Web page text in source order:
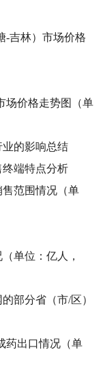
-吉林）市场价格
场价格走势图（单
的影响总结
端特点分析
售范围情况（单
单位：亿人，
部分省（市/区）
药出口情况（单